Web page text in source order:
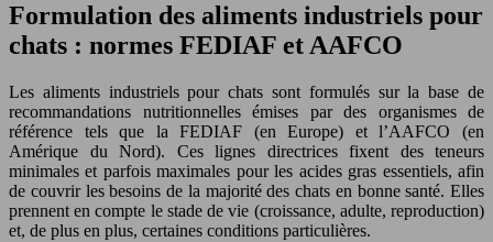
Formulation des aliments industriels pour
chats : normes FEDIAF et AAFCO
Les aliments industriels pour chats sont formulés sur la base de
recommandations nutritionnelles émises par des organismes de
référence tels que la FEDIAF (en Europe) et l’AAFCO (en
Amérique du Nord). Ces lignes directrices fixent des teneurs
minimales et parfois maximales pour les acides gras essentiels, afin
de couvrir les besoins de la majorité des chats en bonne santé. Elles
prennent en compte le stade de vie (croissance, adulte, reproduction)
et, de plus en plus, certaines conditions particulières.